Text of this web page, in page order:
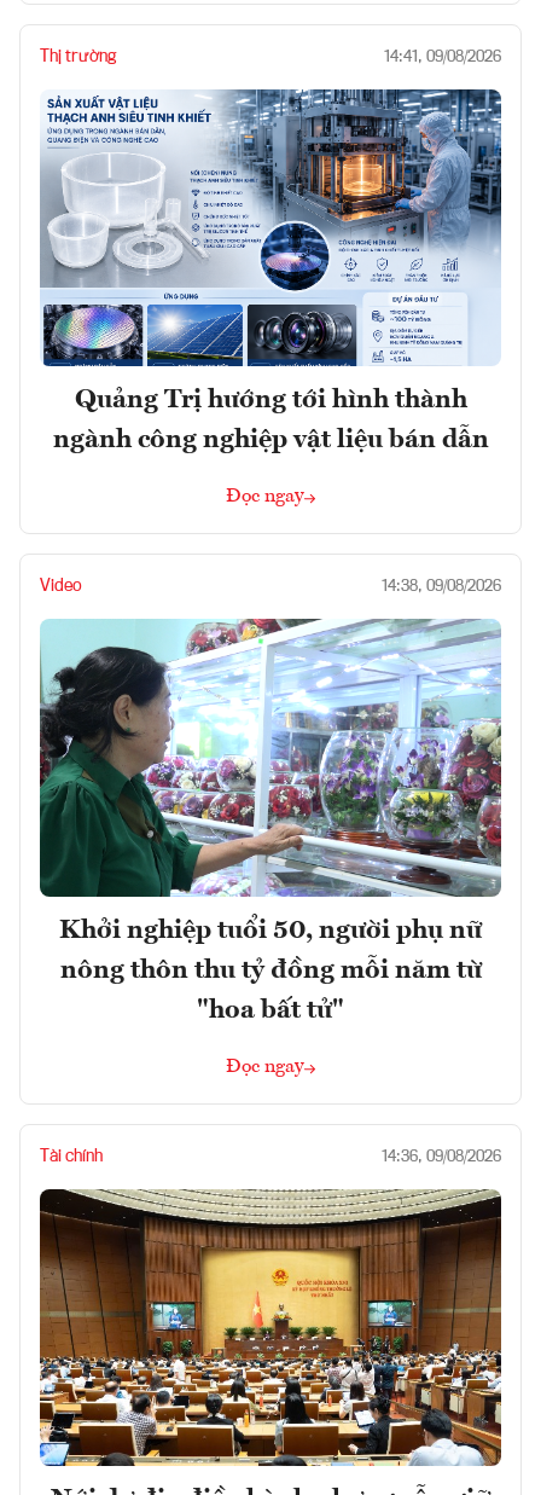
Thị trường 14:41, 09/08/2026
Quảng Trị hướng tới hình thành
ngành công nghiệp vật liệu bán dẫn
Đọc ngay
Video 14:38, 09/08/2026
Khởi nghiệp tuổi 50, người phụ nữ
nông thôn thu tỷ đồng mỗi năm từ
"hoa bất tử"
Đọc ngay
Tài chính 14:36, 09/08/2026